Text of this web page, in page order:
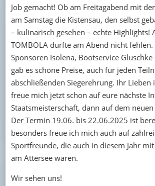
Job gemacht! Ob am Freitagabend mit
am Samstag die Kistensau, den selbst
– kulinarisch gesehen – echte Highlights!
TOMBOLA durfte am Abend nicht
Sponsoren Isolena, Bootservice
gab es schöne Preise, auch für jeden
abschließenden Siegerehrung. Ihr Lieben
freue mich jetzt schon auf eure nächste
Staatsmeisterschaft, dann auf dem
Der Termin 19.06. bis 22.06.2025 ist
besonders freue ich mich auch auf
Sportfreunde, die auch in diesem Jahr
am Attersee waren.
Wir sehen uns!